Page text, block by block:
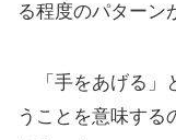
る程度のパターン
「手をあげる」
うことを意味する